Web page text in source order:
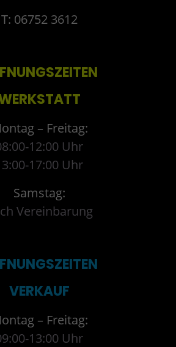
T: 06752 3612
– Freitag:
12:00 Uhr
17:00 Uhr
Samstag:
Vereinbarung
VERKAUF
– Freitag:
13:00 Uhr